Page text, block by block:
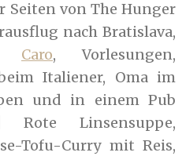
Seiten von The Hunger
nach Bratislava,
Caro, Vorlesungen,
Italiener, Oma im
und in einem Pub
Rote Linsensuppe,
Tofu-Curry mit Reis,